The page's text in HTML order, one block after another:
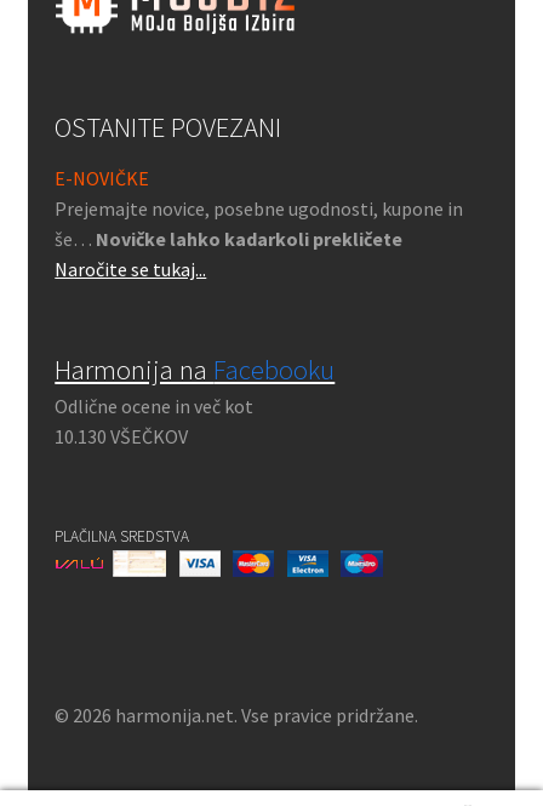
OSTANITE POVEZANI
E-NOVIČKE
Prejemajte novice, posebne ugodnosti, kupone in
še… Novičke lahko kadarkoli prekličete
Naročite se tukaj...
Harmonija na Facebooku
Odlične ocene in več kot
10.130 VŠEČKOV
PLAČILNA SREDSTVA
© 2026 harmonija.net. Vse pravice pridržane.